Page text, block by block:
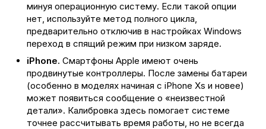
минуя операционную систему. Если такой опции
нет, используйте метод полного цикла,
предварительно отключив в настройках Windows
переход в спящий режим при низком заряде.
iPhone. Смартфоны Apple имеют очень
продвинутые контроллеры. После замены батареи
(особенно в моделях начиная с iPhone Xs и новее)
может появиться сообщение о «неизвестной
детали». Калибровка здесь помогает системе
точнее рассчитывать время работы, но не всегда